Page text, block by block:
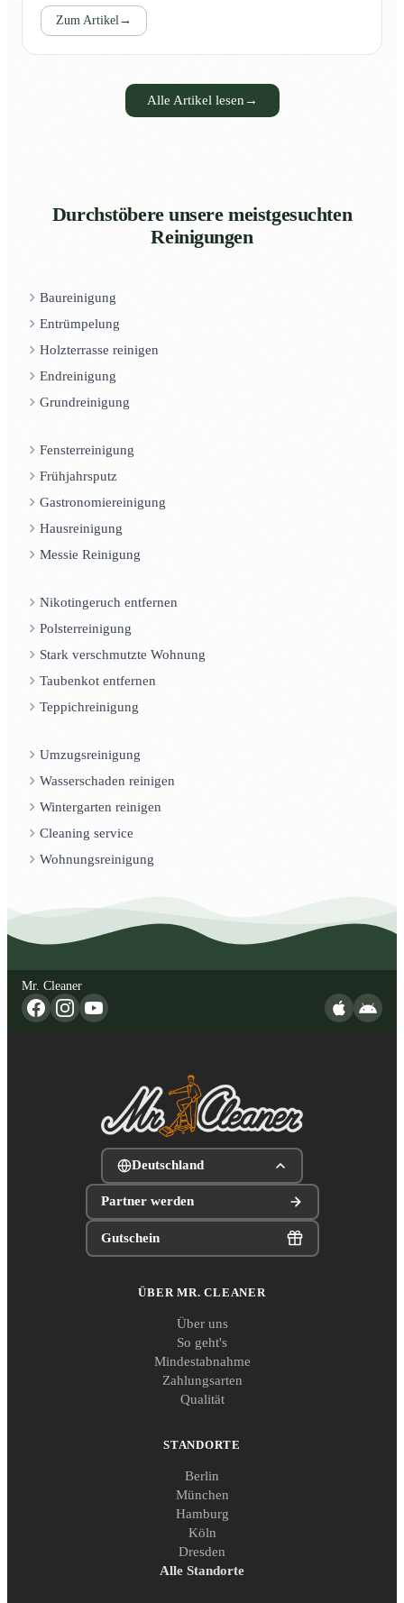
Zum Artikel →
Alle Artikel lesen →
Durchstöbere unsere meistgesuchten
Reinigungen
Baureinigung
Entrümpelung
Holzterrasse reinigen
Endreinigung
Grundreinigung
Fensterreinigung
Frühjahrsputz
Gastronomiereinigung
Hausreinigung
Messie Reinigung
Nikotingeruch entfernen
Polsterreinigung
Stark verschmutzte Wohnung
Taubenkot entfernen
Teppichreinigung
Umzugsreinigung
Wasserschaden reinigen
Wintergarten reinigen
Cleaning service
Wohnungsreinigung
Mr. Cleaner
Deutschland
Partner werden
Gutschein
ÜBER MR. CLEANER
Über uns
So geht's
Mindestabnahme
Zahlungsarten
Qualität
STANDORTE
Berlin
München
Hamburg
Köln
Dresden
Alle Standorte